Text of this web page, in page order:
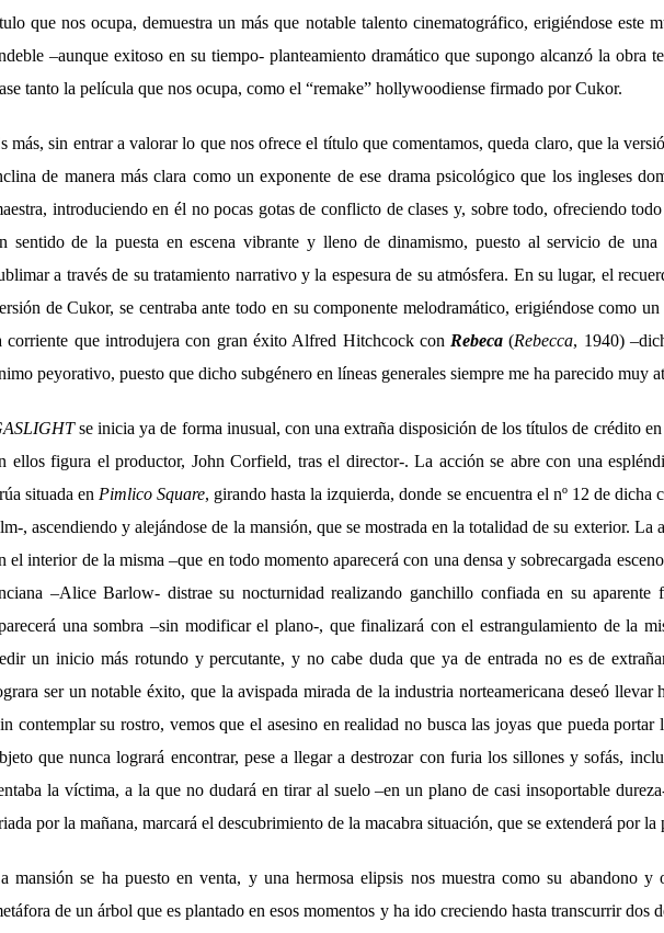
que nos ocupa, demuestra un más que notable talento cinematográfico, erigiéndose este
–aunque exitoso en su tiempo- planteamiento dramático que supongo alcanzó la obra
tanto la película que nos ocupa, como el “remake” hollywoodiense firmado por Cukor.
más, sin entrar a valorar lo que nos ofrece el título que comentamos, queda claro, que la
de manera más clara como un exponente de ese drama psicológico que los ingleses
introduciendo en él no pocas gotas de conflicto de clases y, sobre todo, ofreciendo
sentido de la puesta en escena vibrante y lleno de dinamismo, puesto al servicio de una
a través de su tratamiento narrativo y la espesura de su atmósfera. En su lugar, el
de Cukor, se centraba ante todo en su componente melodramático, erigiéndose como un
corriente que introdujera con gran éxito Alfred Hitchcock con Rebeca (Rebecca, 1940)
peyorativo, puesto que dicho subgénero en líneas generales siempre me ha parecido muy
se inicia ya de forma inusual, con una extraña disposición de los títulos de crédito
ellos figura el productor, John Corfield, tras el director-. La acción se abre con una
situada en Pimlico Square, girando hasta la izquierda, donde se encuentra el nº 12 de dicha
, ascendiendo y alejándose de la mansión, que se mostrada en la totalidad de su exterior. La
el interior de la misma –que en todo momento aparecerá con una densa y sobrecargada
–Alice Barlow- distrae su nocturnidad realizando ganchillo confiada en su aparente
una sombra –sin modificar el plano-, que finalizará con el estrangulamiento de la
un inicio más rotundo y percutante, y no cabe duda que ya de entrada no es de
ser un notable éxito, que la avispada mirada de la industria norteamericana deseó llevar
contemplar su rostro, vemos que el asesino en realidad no busca las joyas que pueda portar
que nunca logrará encontrar, pese a llegar a destrozar con furia los sillones y sofás,
la víctima, a la que no dudará en tirar al suelo –en un plano de casi insoportable
por la mañana, marcará el descubrimiento de la macabra situación, que se extenderá por la
mansión se ha puesto en venta, y una hermosa elipsis nos muestra como su abandono
de un árbol que es plantado en esos momentos y ha ido creciendo hasta transcurrir dos